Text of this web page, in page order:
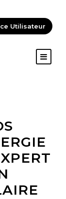
Utilisateur